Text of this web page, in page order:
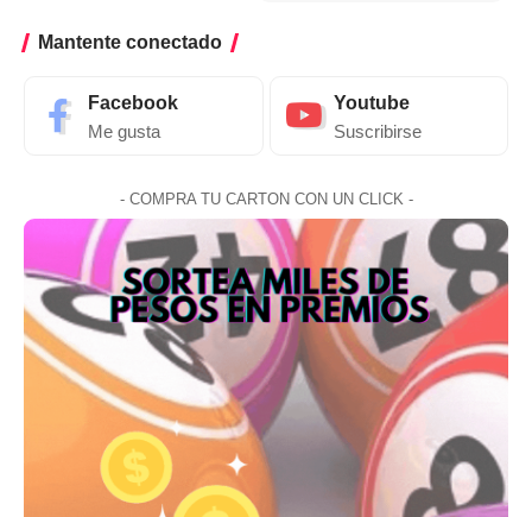
Mantente conectado
Facebook
Me gusta
Youtube
Suscribirse
- COMPRA TU CARTON CON UN CLICK -